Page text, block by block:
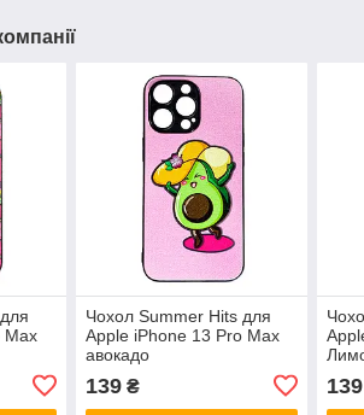
Max
Чохол Summer Hits для
Apple iPhone 13 Pro Max
авокадо
139₴ 139